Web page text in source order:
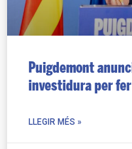
Puigdemont
investidura per
LLEGIR MÉS »